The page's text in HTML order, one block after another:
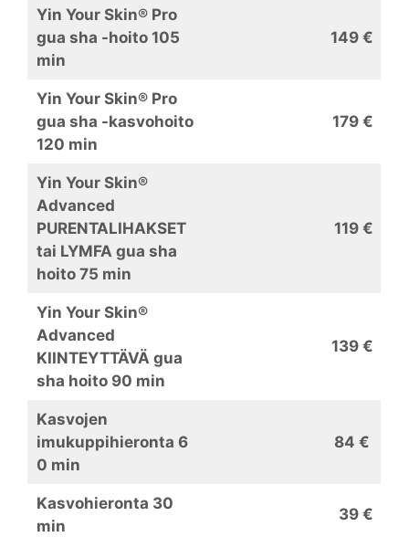
Yin Your Skin® Pro
gua sha -hoito 105
min
149 €
Yin Your Skin® Pro
gua sha -kasvohoito
120 min
179 €
Yin Your Skin®
Advanced
PURENTALIHAKSET
tai LYMFA gua sha
hoito 75 min
119 €
Yin Your Skin®
Advanced
KIINTEYTTÄVÄ gua
sha hoito 90 min
139 €
Kasvojen
imukuppihieronta 6
0 min
84 €
Kasvohieronta 30
min
39 €